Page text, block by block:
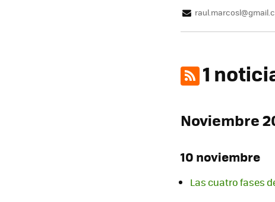
1
Noviembre
10 noviembre
Las cuatro fases